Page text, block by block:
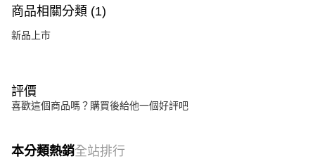
商品相關分類 (1)
新品上市
評價
喜歡這個商品嗎？購買後給他一個好評吧
本分類熱銷全站排行